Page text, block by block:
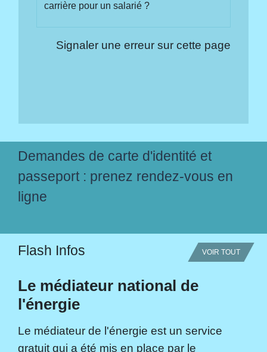
carrière pour un salarié ?
Signaler une erreur sur cette page
Demandes de carte d'identité et
passeport : prenez rendez-vous en
ligne
Flash Infos VOIR TOUT
Le médiateur national de
l'énergie
Le médiateur de l'énergie est un service
gratuit qui a été mis en place par le